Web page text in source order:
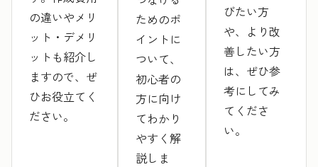
の違いやメリ
ット・デメリ
ットも紹介し
ますので、ぜ
ひお役立てく
ださい。
ためのポ
イントに
ついて、
初心者の
方に向け
てわかり
やすく解
説しま
びたい方
や、より改
善したい方
は、ぜひ参
考にしてみ
てくださ
い。